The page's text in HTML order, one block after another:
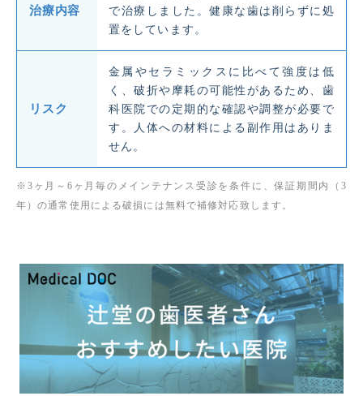
治療内容
で治療しました。健康な歯は削らずに処
置をしています。
リスク
金属やセラミックスに比べて強度は低
く、破折や摩耗の可能性があるため、歯
科医院での定期的な確認や調整が必要で
す。人体への材料による副作用はありま
せん。
※3ヶ月～6ヶ月毎のメインテナンス受診を条件に、保証期間内（3
年）の通常使用による破損には無料で補修対応致します。